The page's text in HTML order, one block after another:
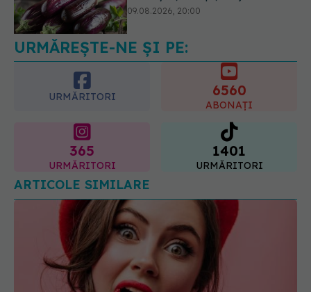
„superputerea” pe care copiii o
învață în timp. Psiholog: „Nu poți
10.08.2026, 10:41
URMĂREȘTE-NE ȘI PE:
URMĂRITORI 6560
ABONAȚI
365
URMĂRITORI
1401
URMĂRITORI
ARTICOLE SIMILARE